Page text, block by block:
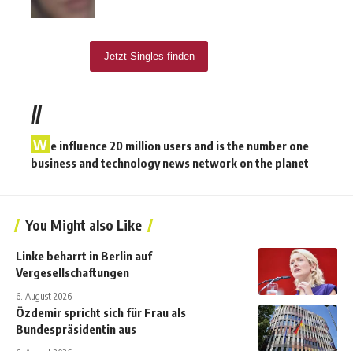
//
W e influence 20 million users and is the number one
business and technology news network on the planet
You Might also Like
Linke beharrt in Berlin auf
Vergesellschaftungen
6. August 2026
Özdemir spricht sich für Frau als
Bundespräsidentin aus